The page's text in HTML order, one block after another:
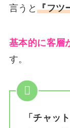
言うと『フツ
基本的に客層
す。
「チャッ